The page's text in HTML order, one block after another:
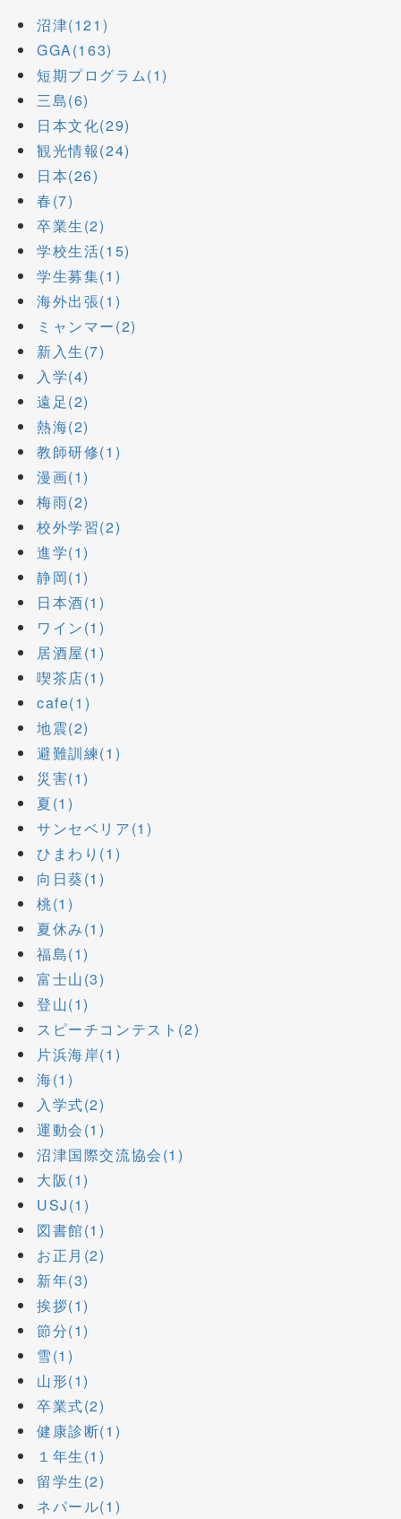
沼津(121)
GGA(163)
短期プログラム(1)
三島(6)
日本文化(29)
観光情報(24)
日本(26)
春(7)
卒業生(2)
学校生活(15)
学生募集(1)
海外出張(1)
ミャンマー(2)
新入生(7)
入学(4)
遠足(2)
熱海(2)
教師研修(1)
漫画(1)
梅雨(2)
校外学習(2)
進学(1)
静岡(1)
日本酒(1)
ワイン(1)
居酒屋(1)
喫茶店(1)
cafe(1)
地震(2)
避難訓練(1)
災害(1)
夏(1)
サンセベリア(1)
ひまわり(1)
向日葵(1)
桃(1)
夏休み(1)
福島(1)
富士山(3)
登山(1)
スピーチコンテスト(2)
片浜海岸(1)
海(1)
入学式(2)
運動会(1)
沼津国際交流協会(1)
大阪(1)
USJ(1)
図書館(1)
お正月(2)
新年(3)
挨拶(1)
節分(1)
雪(1)
山形(1)
卒業式(2)
健康診断(1)
１年生(1)
留学生(2)
ネパール(1)